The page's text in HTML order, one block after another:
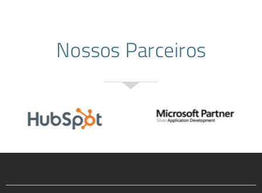
Nossos Parceiros